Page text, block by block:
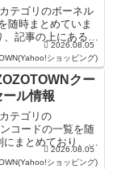
テゴリのボーネル
随時まとめていま
記事の上にあるも
2026.08.05
ショッピング)
クー
ル情報
テゴリの
コードの一覧を随
まとめており、記
2026.08.05
ショッピング)